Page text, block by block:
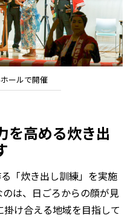
ールで開催
を高める炊き出
「炊き出し訓練」を実施
は、日ごろからの顔が見
け合える地域を目指して